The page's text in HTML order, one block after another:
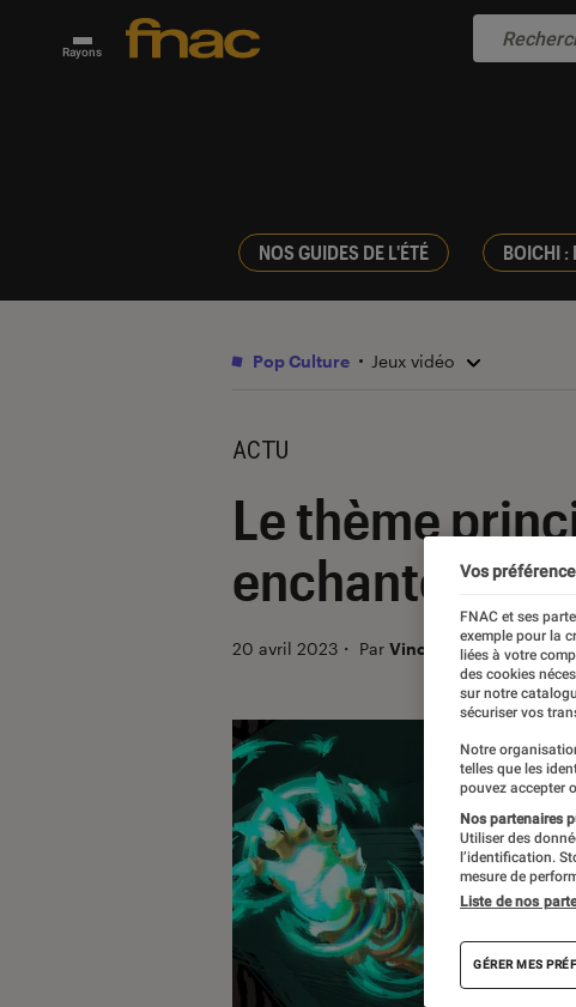
Rayons
NOS GUIDES DE L'ÉTÉ BOICHI :
Pop Culture Jeux vidéo
ACTU
Le thème
enchante déjà
20 avril 2023 ・ Par Vincent Oms
Vos
FNAC et ses
exemple pour la
liées à votre
des cookies
sur notre
sécuriser vos
Notre
telles que les
pouvez accepter
Nos partenaires
Utiliser des
l’identification.
mesure de
Liste de nos
GÉRER MES